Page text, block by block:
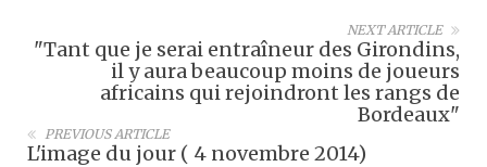
NEXT ARTICLE
"Tant que je serai entraîneur des Girondins,
il y aura beaucoup moins de joueurs
africains qui rejoindront les rangs de
Bordeaux"
PREVIOUS ARTICLE
L'image du jour ( 4 novembre 2014)